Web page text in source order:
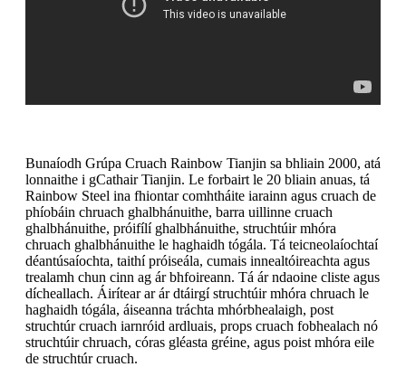
Bunaíodh Grúpa Cruach Rainbow Tianjin sa bhliain 2000, atá
lonnaithe i gCathair Tianjin. Le forbairt le 20 bliain anuas, tá
Rainbow Steel ina fhiontar comhtháite iarainn agus cruach de
phíobáin chruach ghalbhánuithe, barra uillinne cruach
ghalbhánuithe, próifílí ghalbhánuithe, struchtúir mhóra
chruach ghalbhánuithe le haghaidh tógála. Tá teicneolaíochtaí
déantúsaíochta, taithí próiseála, cumais innealtóireachta agus
trealamh chun cinn ag ár bhfoireann. Tá ár ndaoine cliste agus
dícheallach. Áirítear ar ár dtáirgí struchtúir mhóra chruach le
haghaidh tógála, áiseanna tráchta mhórbhealaigh, post
struchtúr cruach iarnróid ardluais, props cruach fobhealach nó
struchtúir chruach, córas gléasta gréine, agus poist mhóra eile
de struchtúr cruach.